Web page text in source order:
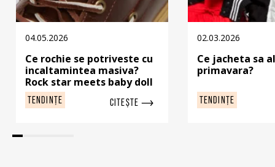
04.05.2026
Ce rochie se potriveste cu
incaltamintea masiva?
Rock star meets baby doll
TENDINȚE CITEȘTE
02.03.2026
Ce jacheta sa
primavara?
TENDINȚE